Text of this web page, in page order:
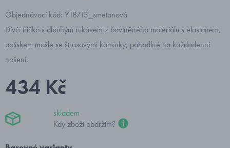
Objednávací kód: Y18713_smetanová
Dívčí tričko s dlouhým rukávem z bavlněného materiálu s elastanem,
potiskem mašle se štrasovými kamínky, pohodlné na každodenní
nošení.
434 Kč
skladem
Kdy zboží obdržím?